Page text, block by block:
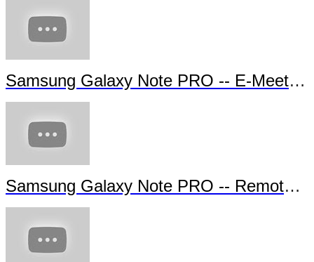
Samsung Galaxy Note PRO -- E-Meeting
Samsung Galaxy Note PRO -- Remote